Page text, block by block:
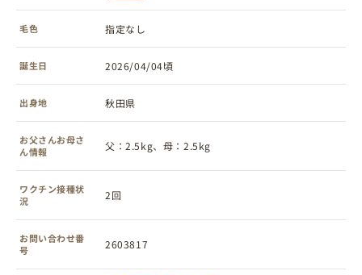
毛色 指定なし
誕生日 2026/04/04頃
出身地 秋田県
お父さんお母さ
ん情報
父：2.5kg、母：2.5kg
ワクチン接種状
況
2回
お問い合わせ番
号
2603817